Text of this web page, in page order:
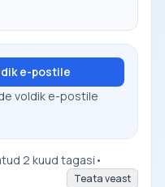
e-postile
voldik e-postile
2 kuud tagasi •
Teata veast